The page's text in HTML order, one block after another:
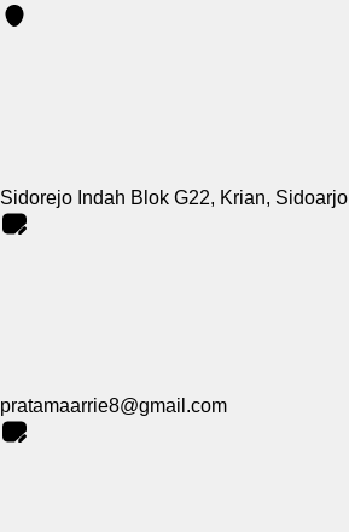
Sidorejo Indah Blok G22, Krian, Sidoarjo
pratamaarrie8@gmail.com